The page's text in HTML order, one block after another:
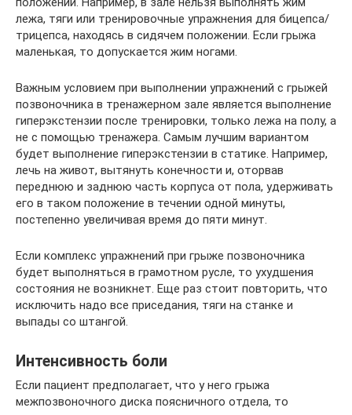
лежа, тяги или тренировочные упражнения для бицепса/
трицепса, находясь в сидячем положении. Если грыжа
маленькая, то допускается жим ногами.
Важным условием при выполнении упражнений с грыжей
позвоночника в тренажерном зале является выполнение
гиперэкстензии после тренировки, только лежа на полу, а
не с помощью тренажера. Самым лучшим вариантом
будет выполнение гиперэкстензии в статике. Например,
лечь на живот, вытянуть конечности и, оторвав
переднюю и заднюю часть корпуса от пола, удерживать
его в таком положение в течении одной минуты,
постепенно увеличивая время до пяти минут.
Если комплекс упражнений при грыже позвоночника
будет выполняться в грамотном русле, то ухудшения
состояния не возникнет. Еще раз стоит повторить, что
исключить надо все приседания, тяги на станке и
выпады со штангой.
Интенсивность боли
Если пациент предполагает, что у него грыжа
межпозвоночного диска поясничного отдела, то